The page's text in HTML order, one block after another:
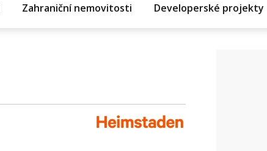
Zahraniční nemovitosti Developerské projekty